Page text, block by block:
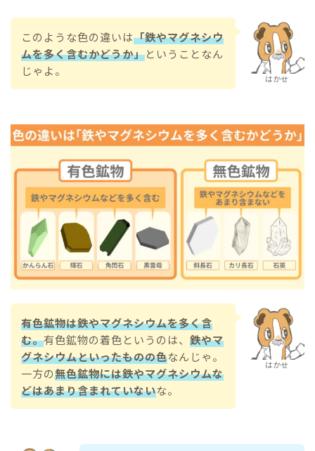
はかせ
このような色の違いは「鉄やマグネシウ
ムを多く含むかどうか」ということなん
じゃよ。
はかせ
有色鉱物は鉄やマグネシウムを多く含
む。有色鉱物の着色というのは、 鉄やマ
グネシウムといったものの色なんじゃ。
一方の無色鉱物には鉄やマグネシウムな
どはあまり含まれていないな。